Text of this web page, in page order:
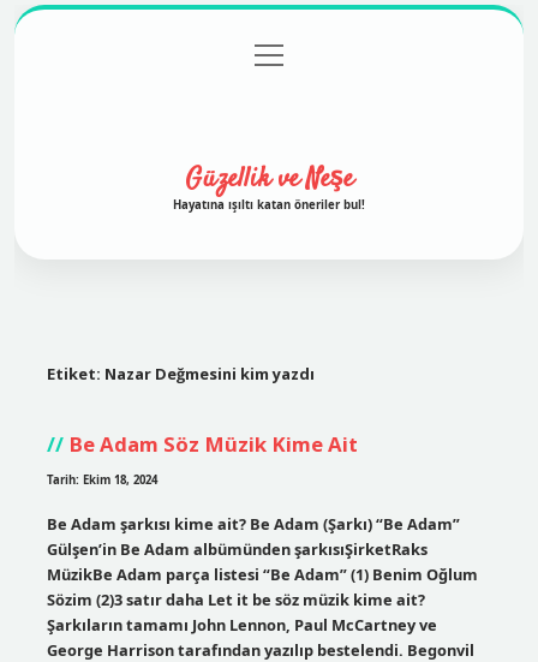
Gizlilik Politikası
menüyü
aç
Güzellik ve Neşe
Hayatına ışıltı katan öneriler bul!
Etiket: Nazar Değmesini kim yazdı
Be Adam Söz Müzik Kime Ait
Tarih: Ekim 18, 2024
Be Adam şarkısı kime ait? Be Adam (Şarkı) “Be Adam”
Gülşen’in Be Adam albümünden şarkısıŞirketRaks
MüzikBe Adam parça listesi “Be Adam” (1) Benim Oğlum
Sözim (2)3 satır daha Let it be söz müzik kime ait?
Şarkıların tamamı John Lennon, Paul McCartney ve
George Harrison tarafından yazılıp bestelendi. Begonvil